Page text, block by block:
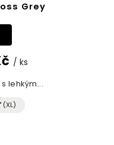
Grey
/ ks
lehkým...
(XL)